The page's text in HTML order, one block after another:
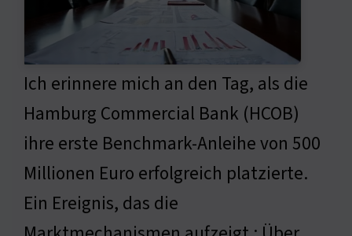
Ich erinnere mich an den Tag, als die
Hamburg Commercial Bank (HCOB)
ihre erste Benchmark-Anleihe von 500
Millionen Euro erfolgreich platzierte.
Ein Ereignis, das die